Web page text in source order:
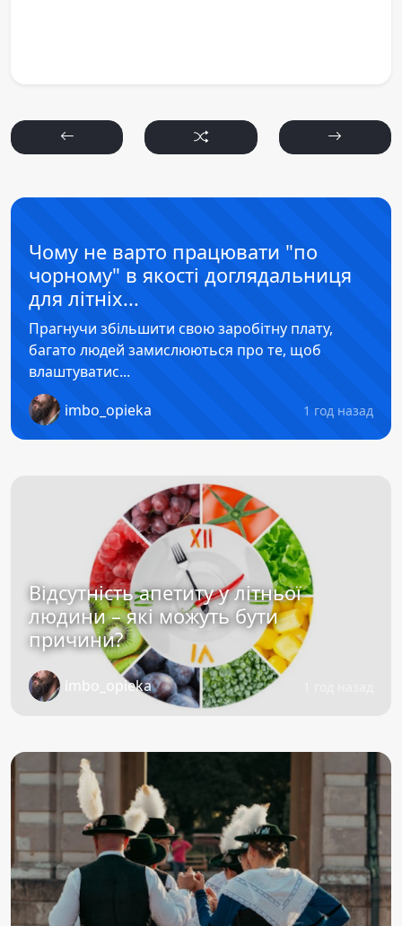
Чому не варто працювати "по
чорному" в якості доглядальниця
для літніх...
Прагнучи збільшити свою заробітну плату,
багато людей замислюються про те, щоб
влаштуватис...
imbo_opieka
1 год назад
Відсутність апетиту у літньої
людини – які можуть бути
причини?
imbo_opieka